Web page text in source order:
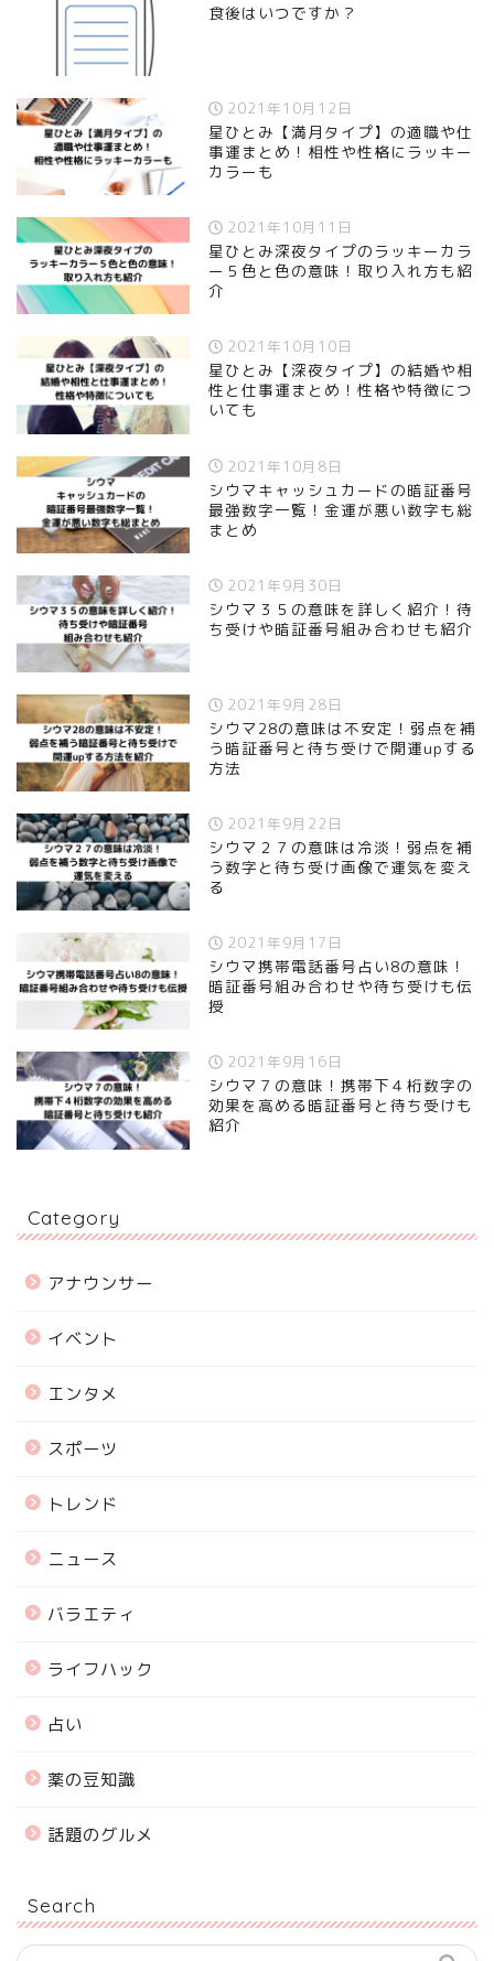
食後はいつですか？
2021年10月12日
星ひとみ【満月タイプ】の適職や仕
事運まとめ！相性や性格にラッキー
カラーも
2021年10月11日
星ひとみ深夜タイプのラッキーカラ
ー５色と色の意味！取り入れ方も紹
介
2021年10月10日
星ひとみ【深夜タイプ】の結婚や相
性と仕事運まとめ！性格や特徴につ
いても
2021年10月8日
シウマキャッシュカードの暗証番号
最強数字一覧！金運が悪い数字も総
まとめ
2021年9月30日
シウマ３５の意味を詳しく紹介！待
ち受けや暗証番号組み合わせも紹介
2021年9月28日
シウマ28の意味は不安定！弱点を補
う暗証番号と待ち受けで開運upする
方法
2021年9月22日
シウマ２７の意味は冷淡！弱点を補
う数字と待ち受け画像で運気を変え
る
2021年9月17日
シウマ携帯電話番号占い8の意味！
暗証番号組み合わせや待ち受けも伝
授
2021年9月16日
シウマ７の意味！携帯下４桁数字の
効果を高める暗証番号と待ち受けも
紹介
Category
アナウンサー
イベント
エンタメ
スポーツ
トレンド
ニュース
バラエティ
ライフハック
占い
薬の豆知識
話題のグルメ
Search